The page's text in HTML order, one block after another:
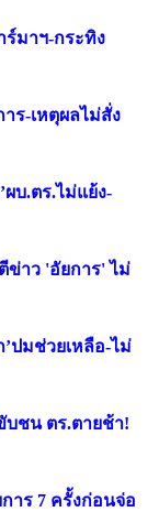
ร์มาฯ-กระทิง
ร-เหตุผลไม่สั่ง
บ.ตร.ไม่แย้ง-
ข่าว 'อัยการ' ไม่
ปมช่วยเหลือ-ไม่
ชน ตร.ตายช้า!
าร 7 ครั้งก่อนจ่อ